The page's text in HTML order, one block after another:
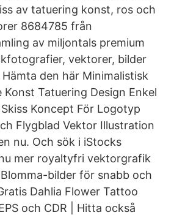
av tatuering konst, ros och
8684785 från
av miljontals premium
vektorer, bilder
den här Minimalistisk
Konst Tatuering Design Enkel
Koncept För Logotyp
Flygblad Vektor Illustration
nu. Och sök i iStocks
mer royaltyfri vektorgrafik
bilder för snabb och
Dahlia Flower Tattoo
och CDR | Hitta också